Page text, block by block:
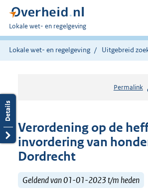
U
bent
hier:
Lokale wet- en regelgeving
Lokale wet- en regelgeving Uitgebreid
Permalink
Verordening op de
invordering van
Dordrecht
Geldend van 01-01-2023 t/m heden